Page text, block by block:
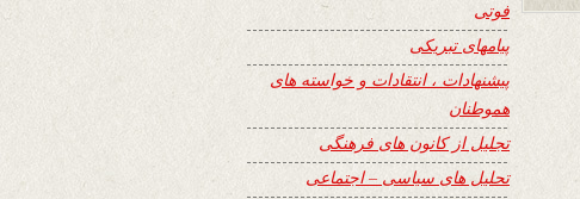
فوتی
پیامهای تبریکی
پیشنهادات ، انتقادات و خواسته های
هموطنان
تجلیل از کانون های فرهنگی
تحلیل های سیاسی – اجتماعی